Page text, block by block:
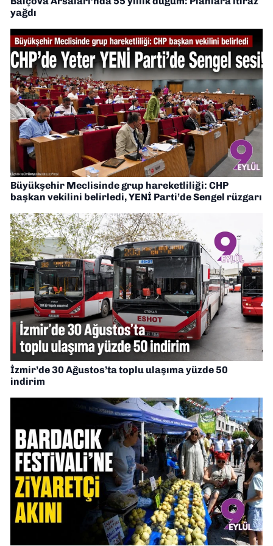
yağdı
Büyükşehir Meclisinde grup hareketliliği: CHP
başkan vekilini belirledi, YENİ Parti’de Sengel rüzgarı
İzmir’de 30 Ağustos’ta toplu ulaşıma yüzde 50
indirim